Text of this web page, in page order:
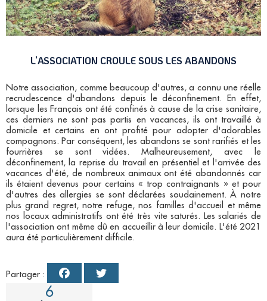
L’ASSOCIATION CROULE SOUS LES ABANDONS
Notre association, comme beaucoup d'autres, a connu une réelle
recrudescence d'abandons depuis le déconfinement. En effet,
lorsque les Français ont été confinés à cause de la crise sanitaire,
ces derniers ne sont pas partis en vacances, ils ont travaillé à
domicile et certains en ont profité pour adopter d'adorables
compagnons. Par conséquent, les abandons se sont rarifiés et les
fourrières se sont vidées. Malheureusement, avec le
déconfinement, la reprise du travail en présentiel et l'arrivée des
vacances d'été, de nombreux animaux ont été abandonnés car
ils étaient devenus pour certains « trop contraignants » et pour
d'autres des allergies se sont déclarées soudainement. À notre
plus grand regret, notre refuge, nos familles d'accueil et même
nos locaux administratifs ont été très vite saturés. Les salariés de
l'association ont même dû en accueillir à leur domicile. L'été 2021
aura été particulièrement difficile.
Partager :
6